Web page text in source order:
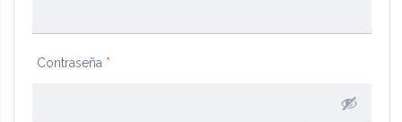
Contraseña *